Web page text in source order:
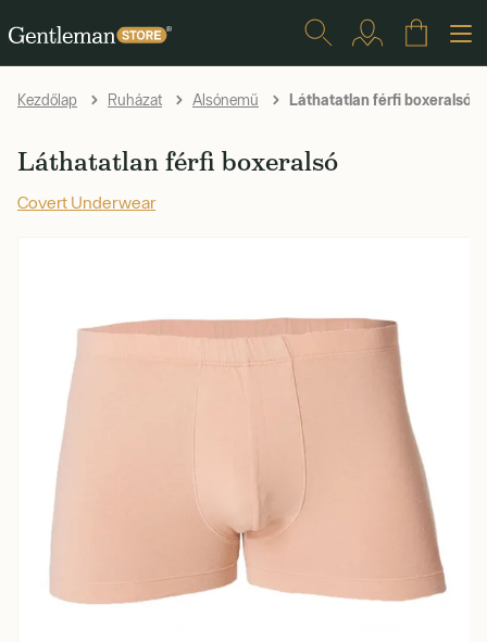
Kezdőlap Ruházat Alsónemű Láthatatlan férfi boxeralsó
Láthatatlan férfi boxeralsó
Covert Underwear